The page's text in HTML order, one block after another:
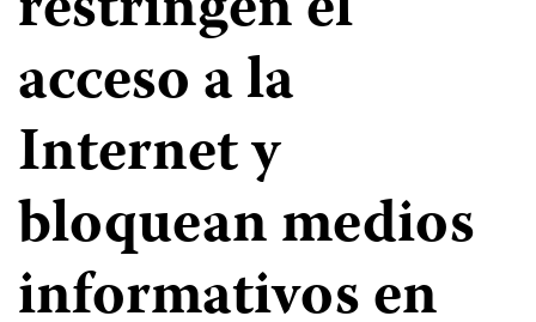
acceso a la
Internet y
bloquean medios
informativos en